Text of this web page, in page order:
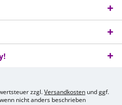
zzgl.Versandkosten und ggf.
nicht anders beschrieben